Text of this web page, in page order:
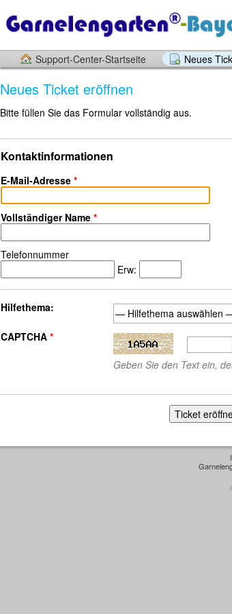
Support-Center-Startseite Neues
Neues Ticket eröffnen
Bitte füllen Sie das Formular vollständig aus.
Kontaktinformationen
E-Mail-Adresse *
Vollständiger Name *
Telefonnummer
Erw:
Hilfethema:
CAPTCHA *
Geben Sie den Text ein,